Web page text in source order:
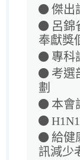
傑出
呂錦
奉獻獎
專科
考選
劃
本會
給健
訊減少